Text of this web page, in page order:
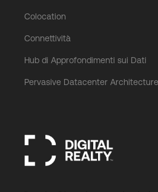
Colocation
Connettività
Hub di Approfondimenti sui Dati
Pervasive Datacenter Architecture